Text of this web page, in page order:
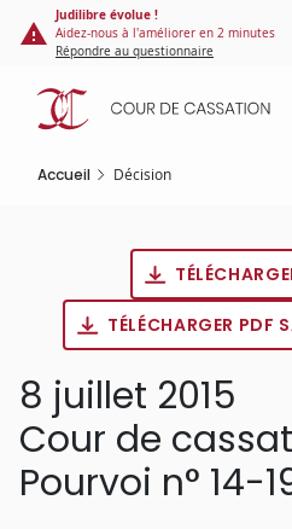
Panneau de gestion des cookies
contenu
principal
Judilibre évolue !
Aidez-nous à l'améliorer en 2 minutes
Répondre au questionnaire
Accueil Décision
TÉLÉCHARGER PDF
8 juillet 2015
Cour de
Pourvoi n° 14-